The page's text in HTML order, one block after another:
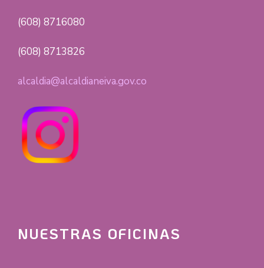
(608) 8716080
(608) 8713826
alcaldia@alcaldianeiva.gov.co
NUESTRAS OFICINAS